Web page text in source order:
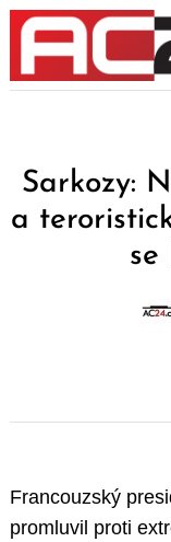
Skip
content
Sarkozy:
a
se
Francouzský
promluvil proti